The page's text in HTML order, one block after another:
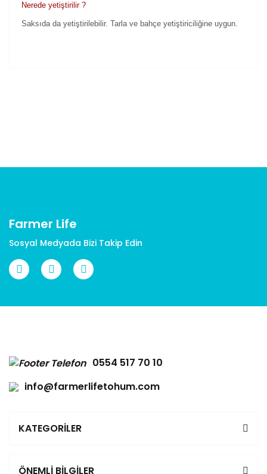
Nerede yetiştirilir ?
Saksıda da yetiştirilebilir. Tarla ve bahçe yetiştiriciliğine uygun.
Farmer Life
Sosyal Medyada Bizi Takip Edin
0554 517 70 10
info@farmerlifetohum.com
KATEGORİLER
ÖNEMLİ BİLGİLER